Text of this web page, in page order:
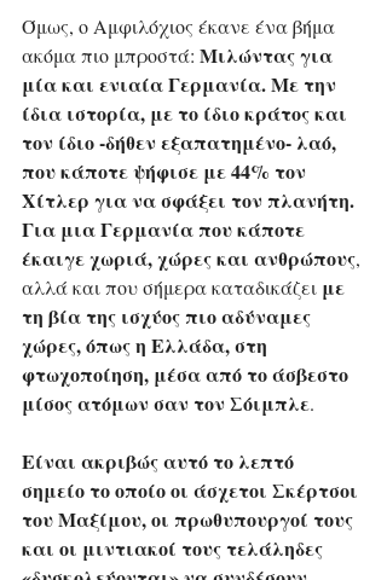
Όμως, ο Αμφιλόχιος έκανε ένα βήμα
ακόμα πιο μπροστά: Μιλώντας για
μία και ενιαία Γερμανία. Με την
ίδια ιστορία, με το ίδιο κράτος και
τον ίδιο -δήθεν εξαπατημένο- λαό,
που κάποτε ψήφισε με 44% τον
Χίτλερ για να σφάξει τον πλανήτη.
Για μια Γερμανία που κάποτε
έκαιγε χωριά, χώρες και ανθρώπους,
αλλά και που σήμερα καταδικάζει με
τη βία της ισχύος πιο αδύναμες
χώρες, όπως η Ελλάδα, στη
φτωχοποίηση, μέσα από το άσβεστο
μίσος ατόμων σαν τον Σόιμπλε.
Είναι ακριβώς αυτό το λεπτό
σημείο το οποίο οι άσχετοι Σκέρτσοι
του Μαξίμου, οι πρωθυπουργοί τους
και οι μιντιακοί τους τελάληδες